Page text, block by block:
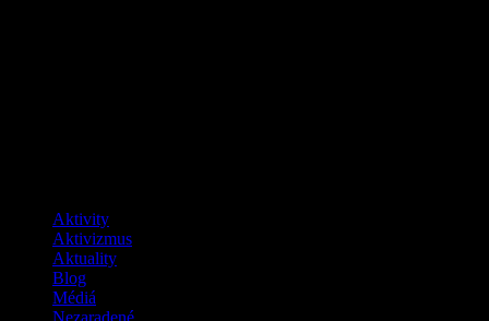
Aktivity
Aktivizmus
Aktuality
Blog
Médiá
Nezaradené